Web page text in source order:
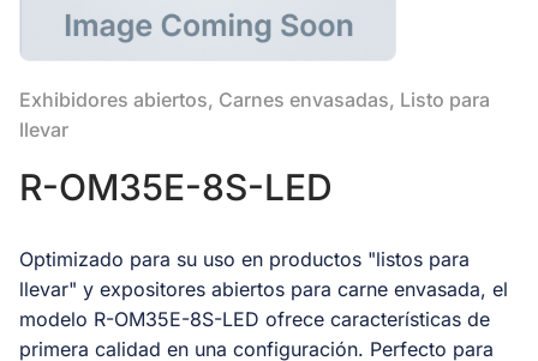
Exhibidores abiertos, Carnes envasadas, Listo para
llevar
R-OM35E-8S-LED
Optimizado para su uso en productos "listos para
llevar" y expositores abiertos para carne envasada, el
modelo R-OM35E-8S-LED ofrece características de
primera calidad en una configuración. Perfecto para